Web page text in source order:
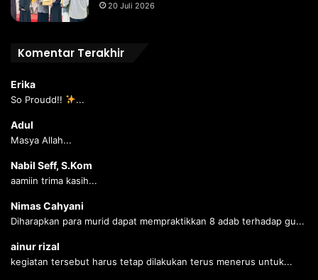
20 Juli 2026
Komentar Terakhir
Erika
So Proudd!! ...
Adul
Masya Allah...
Nabil Seff, S.Kom
aamiin trima kasih...
Nimas Cahyani
Diharapkan para murid dapat mempraktikkan 8 adab terhadap gu...
ainur rizal
kegiatan tersebut harus tetap dilakukan terus menerus untuk...